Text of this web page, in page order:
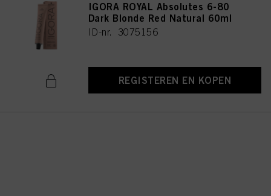
IGORA ROYAL Absolutes 6-80
Dark Blonde Red Natural 60ml
ID-nr. 3075156
REGISTEREN EN KOPEN